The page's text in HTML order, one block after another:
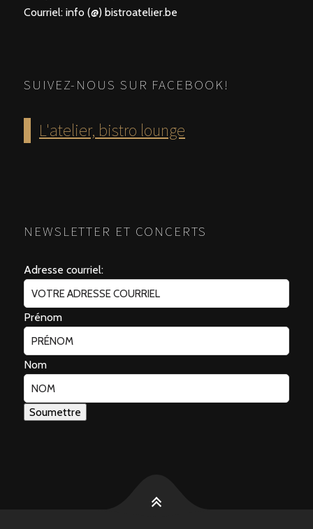
Courriel: info (@) bistroatelier.be
SUIVEZ-NOUS SUR FACEBOOK!
L'atelier, bistro lounge
NEWSLETTER ET CONCERTS
Adresse courriel:
Prénom
Nom